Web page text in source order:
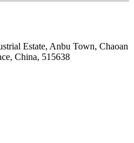
Estate, Anbu Town, Chaoan
China, 515638